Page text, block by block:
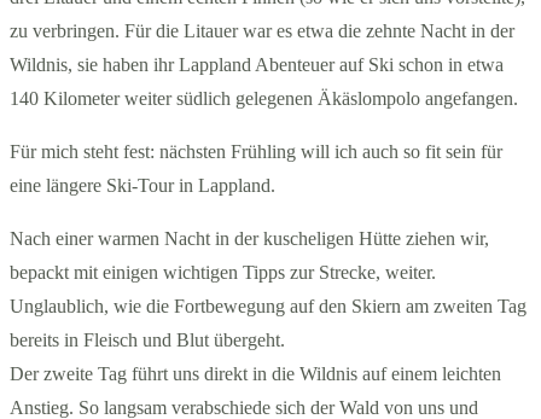
zu verbringen. Für die Litauer war es etwa die zehnte Nacht in der
Wildnis, sie haben ihr Lappland Abenteuer auf Ski schon in etwa
140 Kilometer weiter südlich gelegenen Äkäslompolo angefangen.
Für mich steht fest: nächsten Frühling will ich auch so fit sein für
eine längere Ski-Tour in Lappland.
Nach einer warmen Nacht in der kuscheligen Hütte ziehen wir,
bepackt mit einigen wichtigen Tipps zur Strecke, weiter.
Unglaublich, wie die Fortbewegung auf den Skiern am zweiten Tag
bereits in Fleisch und Blut übergeht.
Der zweite Tag führt uns direkt in die Wildnis auf einem leichten
Anstieg. So langsam verabschiede sich der Wald von uns und